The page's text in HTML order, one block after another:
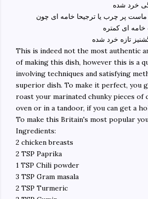
خرد شده
پر چرب یا ترجیحا خامه ای چون
ای کمتره
تازه خرد شده
This is indeed not the most authentic
of making this dish, however this is a
involving techniques and satisfying
superior dish. To make it perfect, you
roast your marinated chunky pieces of
oven or in a tandoor, if you can get a
To make this Britain's most popular
Ingredients:
2 chicken breasts
2 TSP Paprika
1 TSP Chili powder
3 TSP Gram masala
2 TSP Turmeric